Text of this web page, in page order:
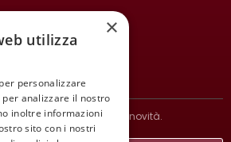
sulle nostre ultime novità.
×
utilizza
personalizzare
analizzare il nostro
inoltre informazioni
sito con i nostri